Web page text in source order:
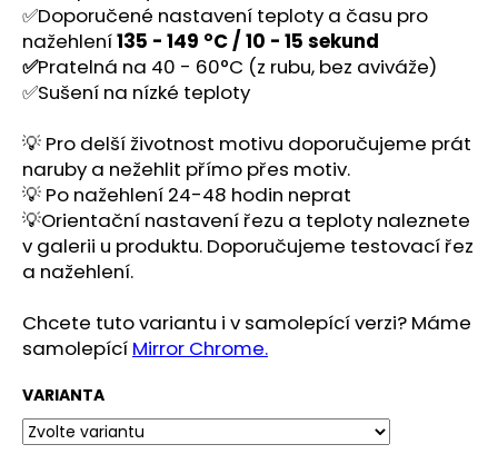
✅Doporučené nastavení teploty a času pro
nažehlení135 - 149 °C / 10 - 15 sekund
✅Pratelná na 40 - 60°C (z rubu, bez aviváže)
✅Sušení na nízké teploty
💡 Pro delší životnost motivu doporučujeme prát
naruby a nežehlit přímo přes motiv.
💡 Po nažehlení 24-48 hodin neprat
💡Orientační nastavení řezu a teploty naleznete
v galerii u produktu. Doporučujeme testovací řez
a nažehlení.
Chcete tuto variantu i v samolepící verzi? Máme
samolepící Mirror Chrome.
VARIANTA
p
o
r
u
č
u
e
m
e